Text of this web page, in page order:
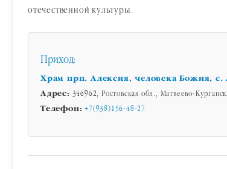
отечественной культуры.
Приход:
Храм прп. Алексия, человека Божия, с.
Адрес: 346962, Ростовская обл., Матвеево-
Телефон: +7(938)156-48-27